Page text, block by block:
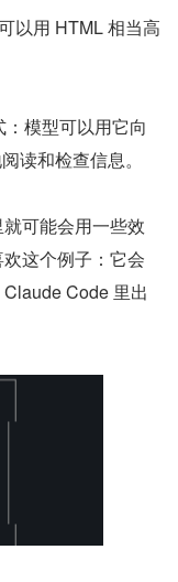
以用 HTML 相当高
模型可以用它向
读和检查信息。
可能会用一些效
这个例子：它会
Code 里出